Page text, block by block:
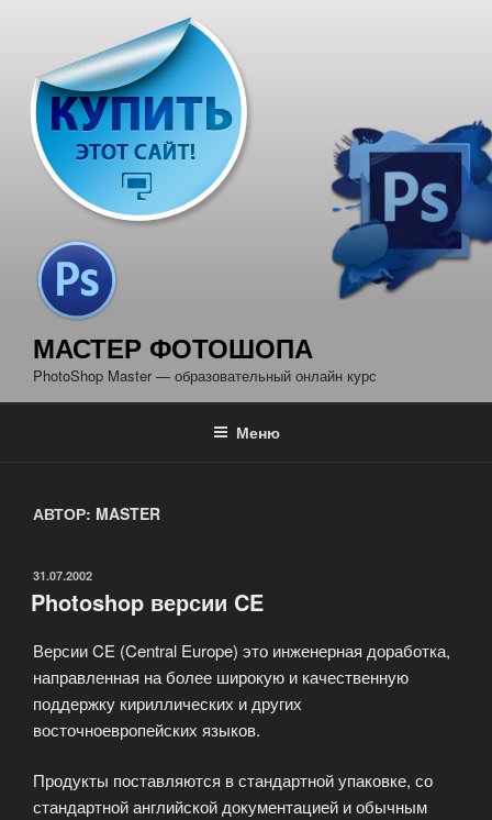
содержимому
МАСТЕР ФОТОШОПА
PhotoShop Master — образовательный онлайн курс
Меню
АВТОР: MASTER
ОПУБЛИКОВАНО
31.07.2002
Photoshop версии CE
Версии CE (Central Europe) это инженерная доработка,
направленная на более широкую и качественную
поддержку кириллических и других
восточноевропейских языков.
Продукты поставляются в стандартной упаковке, со
стандартной английской документацией и обычным